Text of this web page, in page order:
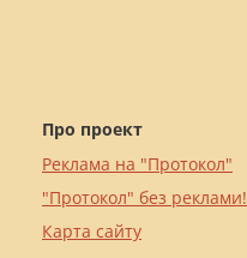
Про проект
Реклама на "Протокол"
"Протокол" без реклами!
Карта сайту